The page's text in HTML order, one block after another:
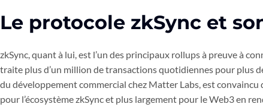
Le protocole zkSync et
zkSync, quant à lui, est l’un des principaux rollups à preuve à
traite plus d’un million de transactions quotidiennes pour plus
du développement commercial chez Matter Labs, est convaincu
pour l’écosystème zkSync et plus largement pour le Web3 en